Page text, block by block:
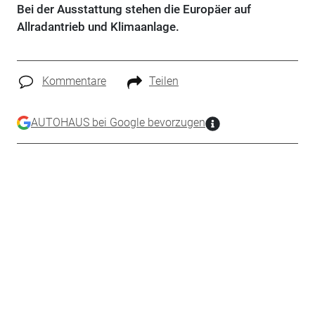
Bei der Ausstattung stehen die Europäer auf
Allradantrieb und Klimaanlage.
Kommentare Teilen
AUTOHAUS bei Google bevorzugen